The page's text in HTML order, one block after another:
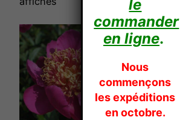
le
commander
en ligne.
Nous
commençons
les expéditions
en octobre.